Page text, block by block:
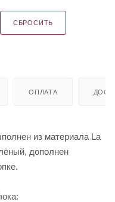
СБРОСИТЬ
ОПЛАТА
из материала La
дополнен